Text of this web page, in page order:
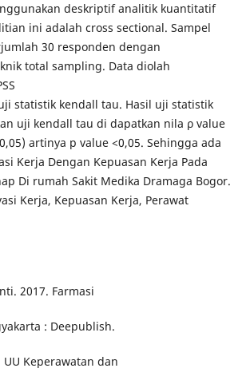
deskriptif analitik kuantitatif
ini adalah cross sectional. Sampel
30 responden dengan
total sampling. Data diolah
statistik kendall tau. Hasil uji statistik
uji kendall tau di dapatkan nila ρ value
artinya p value <0,05. Sehingga ada
Kerja Dengan Kepuasan Kerja Pada
Di rumah Sakit Medika Dramaga Bogor.
Kerja, Kepuasan Kerja, Perawat
2017. Farmasi
: Deepublish.
Keperawatan dan